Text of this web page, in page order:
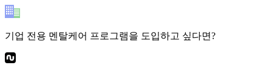
기업 전용 멘탈케어 프로그램을 도입하고 싶다면?